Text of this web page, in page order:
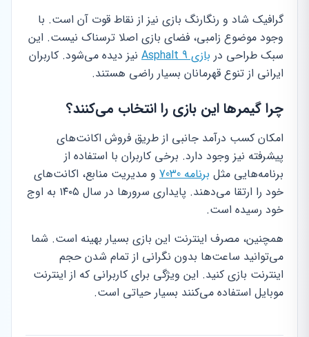
گرافیک شاد و رنگارنگ بازی نیز از نقاط قوت آن است. با
وجود موضوع زامبی، فضای بازی اصلا ترسناک نیست. این
سبک طراحی در بازی Asphalt 9
نیز دیده می‌شود. کاربران
ایرانی از تنوع قهرمانان بسیار راضی هستند.
چرا گیمرها این بازی را انتخاب می‌کنند؟
امکان کسب درآمد جانبی از طریق فروش اکانت‌های
پیشرفته نیز وجود دارد. برخی کاربران با استفاده از
برنامه‌هایی مثل برنامه 7030
و مدیریت منابع، اکانت‌های
خود را ارتقا می‌دهند. پایداری سرورها در سال ۱۴۰۵ به اوج
خود رسیده است.
همچنین، مصرف اینترنت این بازی بسیار بهینه است. شما
می‌توانید ساعت‌ها بدون نگرانی از تمام شدن حجم
اینترنت بازی کنید. این ویژگی برای کاربرانی که از اینترنت
موبایل استفاده می‌کنند بسیار حیاتی است.